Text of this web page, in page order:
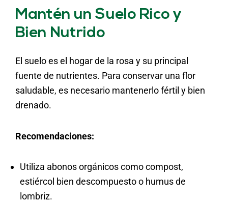
Mantén un Suelo Rico y
Bien Nutrido
El suelo es el hogar de la rosa y su principal
fuente de nutrientes. Para conservar una flor
saludable, es necesario mantenerlo fértil y bien
drenado.
Recomendaciones:
Utiliza abonos orgánicos como compost,
estiércol bien descompuesto o humus de
lombriz.